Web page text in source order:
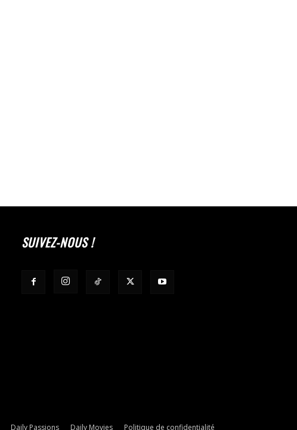
SUIVEZ-NOUS !
Daily Passions Daily Movies Politique de confidentialité